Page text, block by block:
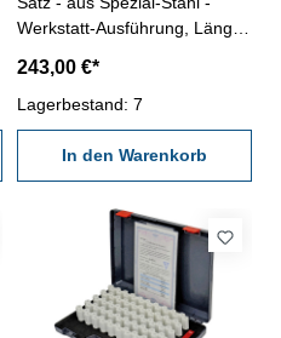
Werkstatt-Ausführung, Länge
0,004 mm - Stufung 0,01 mm
- mit Messstifthalter - im
Behältnis/Kasten Messbereich
14,0 - 15,00 mm
243,00 €*
Lagerbestand: 7
In den Warenkorb